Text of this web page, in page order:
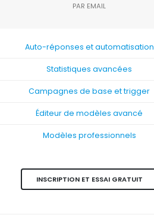
PAR EMAIL
Auto-réponses et automatisation
Statistiques avancées
Campagnes de base et trigger
Éditeur de modèles avancé
Modèles professionnels
INSCRIPTION ET ESSAI GRATUIT